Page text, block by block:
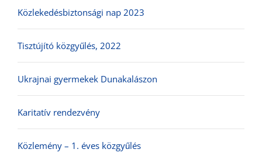
Közlekedésbiztonsági nap 2023
Tisztújító közgyűlés, 2022
Ukrajnai gyermekek Dunakalászon
Karitatív rendezvény
Közlemény – 1. éves közgyűlés